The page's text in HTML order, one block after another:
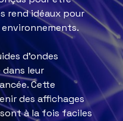
rend idéaux pour
d'ondes
leur
Cette
des affichages
à la fois faciles